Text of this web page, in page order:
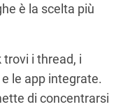
è la scelta più
trovi i thread, i
le app integrate.
di concentrarsi